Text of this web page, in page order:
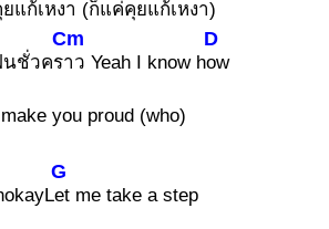
แก้เหงา (ก็แค่คุยแก้เหงา)
ชั่วคร
Cm
าว Yeah I know h
D
ow
make you proud (who)
G
et me take a step